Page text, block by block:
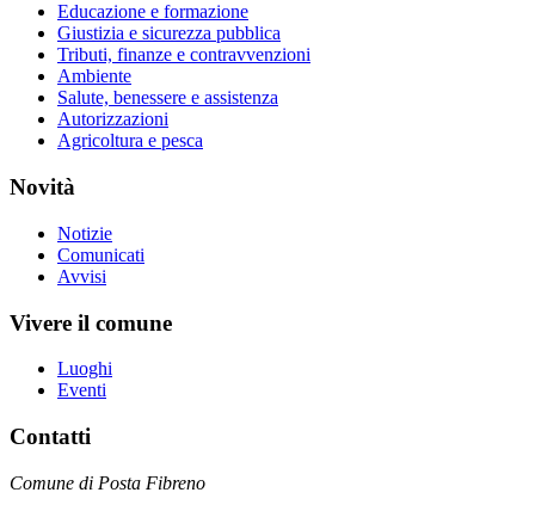
Educazione e formazione
Giustizia e sicurezza pubblica
Tributi, finanze e contravvenzioni
Ambiente
Salute, benessere e assistenza
Autorizzazioni
Agricoltura e pesca
Novità
Notizie
Comunicati
Avvisi
Vivere il comune
Luoghi
Eventi
Contatti
Comune di Posta Fibreno